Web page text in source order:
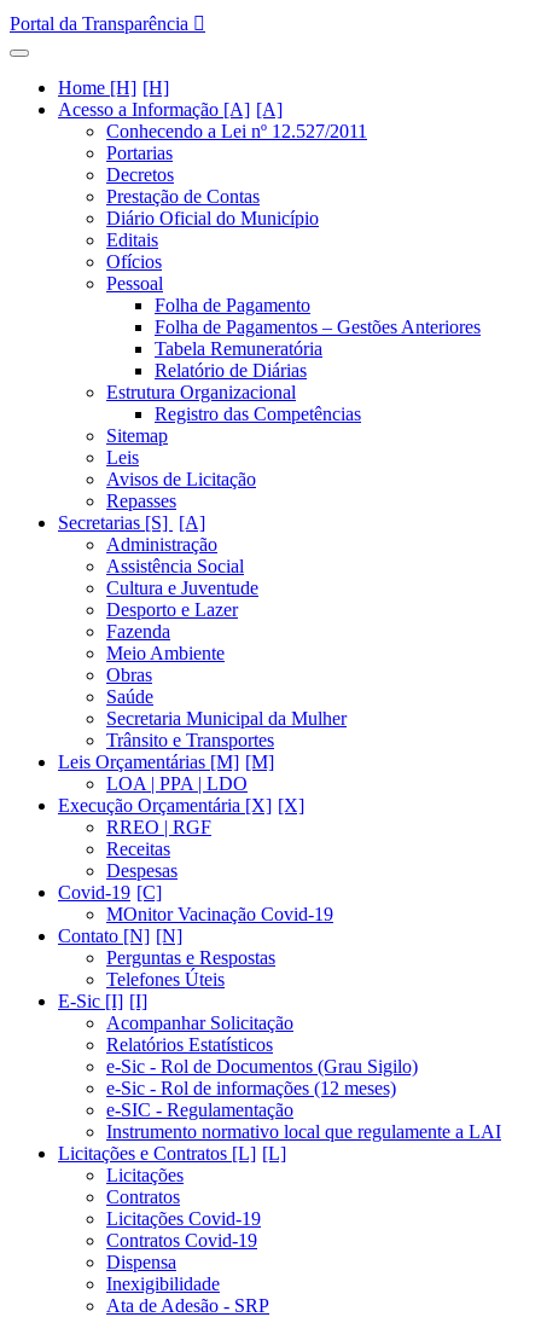
Portal da Transparência
Home [H]
Acesso a Informação [A]
Conhecendo a Lei nº 12.527/2011
Portarias
Decretos
Prestação de Contas
Diário Oficial do Município
Editais
Ofícios
Pessoal
Folha de Pagamento
Folha de Pagamentos – Gestões Anteriores
Tabela Remuneratória
Relatório de Diárias
Estrutura Organizacional
Registro das Competências
Sitemap
Leis
Avisos de Licitação
Repasses
Secretarias [S]
Administração
Assistência Social
Cultura e Juventude
Desporto e Lazer
Fazenda
Meio Ambiente
Obras
Saúde
Secretaria Municipal da Mulher
Trânsito e Transportes
Leis Orçamentárias [M]
LOA | PPA | LDO
Execução Orçamentária [X]
RREO | RGF
Receitas
Despesas
Covid-19
MOnitor Vacinação Covid-19
Contato [N]
Perguntas e Respostas
Telefones Úteis
E-Sic [I]
Acompanhar Solicitação
Relatórios Estatísticos
e-Sic - Rol de Documentos (Grau Sigilo)
e-Sic - Rol de informações (12 meses)
e-SIC - Regulamentação
Instrumento normativo local que regulamente a LAI
Licitações e Contratos [L]
Licitações
Contratos
Licitações Covid-19
Contratos Covid-19
Dispensa
Inexigibilidade
Ata de Adesão - SRP